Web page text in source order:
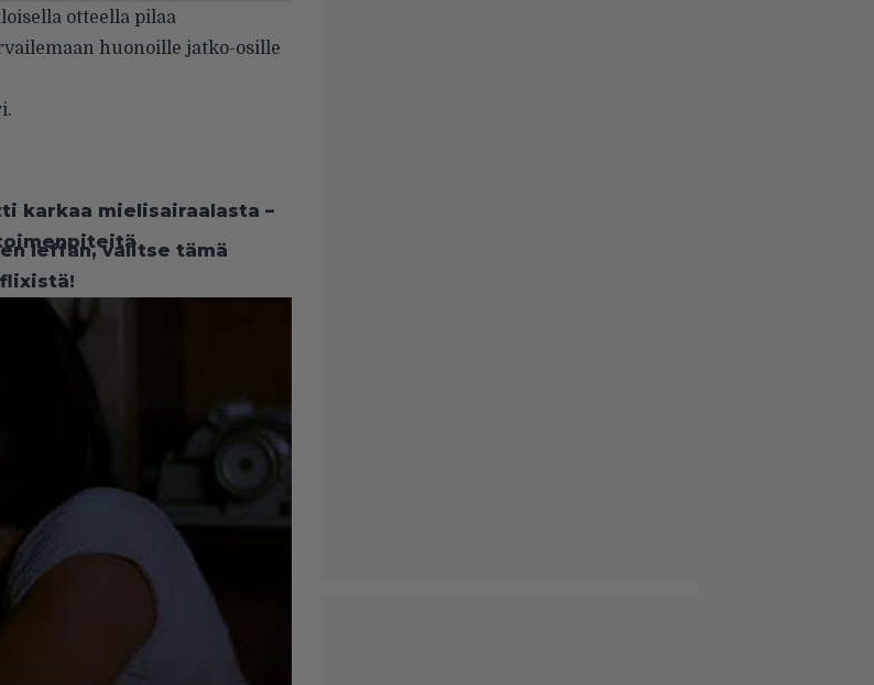
otteella pilaa
huonoille jatko-osille
karkaa mielisairaalasta –
leffan, valitse tämä